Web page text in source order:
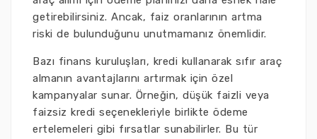
getirebilirsiniz. Ancak, faiz oranlarının artma
riski de bulunduğunu unutmamanız önemlidir.
Bazı finans kuruluşları, kredi kullanarak sıfır araç
almanın avantajlarını artırmak için özel
kampanyalar sunar. Örneğin, düşük faizli veya
faizsiz kredi seçenekleriyle birlikte ödeme
ertelemeleri gibi fırsatlar sunabilirler. Bu tür